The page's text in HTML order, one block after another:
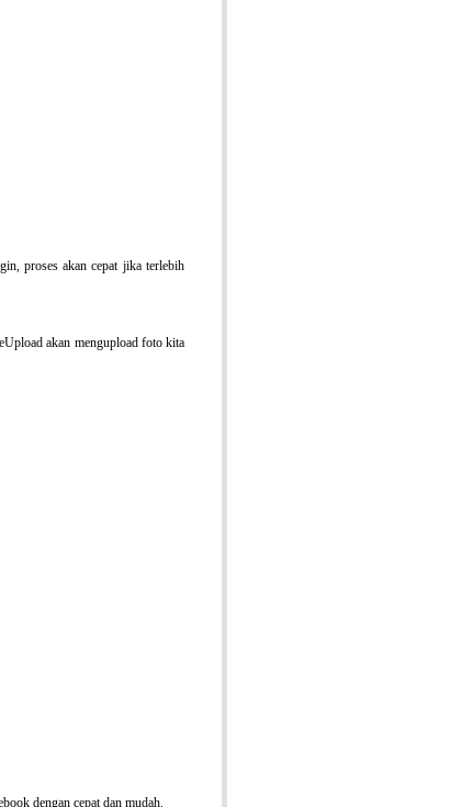
proses akan cepat jika terlebih
akan mengupload foto kita
dengan cepat dan mudah.